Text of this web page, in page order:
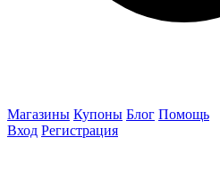
Магазины Купоны Блог Помощь
Вход Регистрация